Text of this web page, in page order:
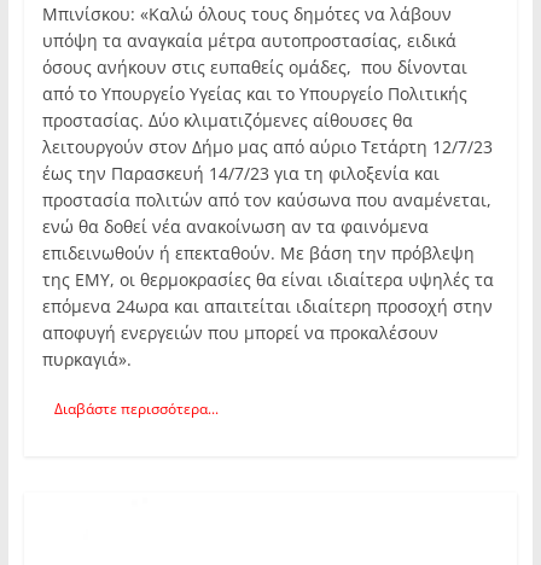
Μπινίσκου: «Καλώ όλους τους δημότες να λάβουν
υπόψη τα αναγκαία μέτρα αυτοπροστασίας, ειδικά
όσους ανήκουν στις ευπαθείς ομάδες, που δίνονται
από το Υπουργείο Υγείας και το Υπουργείο Πολιτικής
προστασίας. Δύο κλιματιζόμενες αίθουσες θα
λειτουργούν στον Δήμο μας από αύριο Τετάρτη 12/7/23
έως την Παρασκευή 14/7/23 για τη φιλοξενία και
προστασία πολιτών από τον καύσωνα που αναμένεται,
ενώ θα δοθεί νέα ανακοίνωση αν τα φαινόμενα
επιδεινωθούν ή επεκταθούν. Με βάση την πρόβλεψη
της ΕΜΥ, οι θερμοκρασίες θα είναι ιδιαίτερα υψηλές τα
επόμενα 24ωρα και απαιτείται ιδιαίτερη προσοχή στην
αποφυγή ενεργειών που μπορεί να προκαλέσουν
πυρκαγιά».
Διαβάστε περισσότερα...